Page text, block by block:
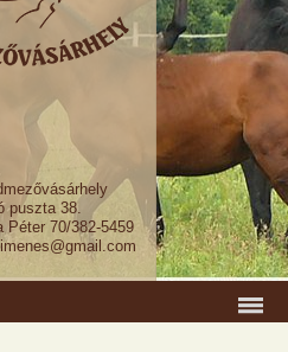
puszta 38.
Péter 70/382-5459